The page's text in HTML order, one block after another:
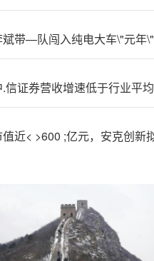
斌带—队闯入纯电大车\"元年\"